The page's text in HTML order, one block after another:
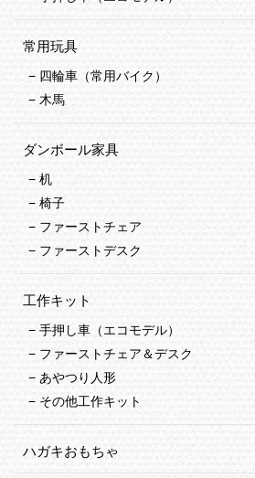
常用玩具
四輪車（常用バイク）
木馬
ダンボール家具
机
椅子
ファーストチェア
ファーストデスク
工作キット
手押し車（エコモデル）
ファーストチェア＆デスク
あやつり人形
その他工作キット
ハガキおもちゃ